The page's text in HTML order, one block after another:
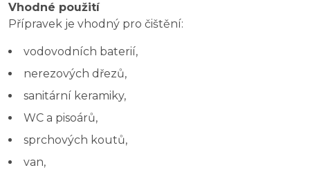
Vhodné použití
Přípravek je vhodný pro čištění:
vodovodních baterií,
nerezových dřezů,
sanitární keramiky,
WC a pisoárů,
sprchových koutů,
van,